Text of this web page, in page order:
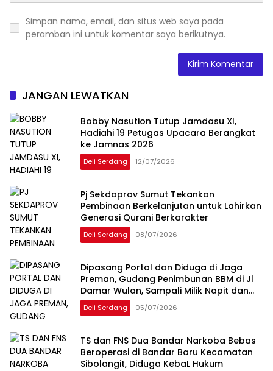
Simpan nama, email, dan situs web saya pada
peramban ini untuk komentar saya berikutnya.
JANGAN LEWATKAN
Bobby Nasution Tutup Jamdasu XI,
Hadiahi 19 Petugas Upacara Berangkat
ke Jamnas 2026
Deli Serdang 12/07/2026
Pj Sekdaprov Sumut Tekankan
Pembinaan Berkelanjutan untuk Lahirkan
Generasi Qurani Berkarakter
Deli Serdang 08/07/2026
Dipasang Portal dan Diduga di Jaga
Preman, Gudang Penimbunan BBM di Jl
Damar Wulan, Sampali Milik Napit dan
Dugong Kebal Hukum
Deli Serdang 05/07/2026
TS dan FNS Dua Bandar Narkoba Bebas
Beroperasi di Bandar Baru Kecamatan
Sibolangit, Diduga KebaL Hukum